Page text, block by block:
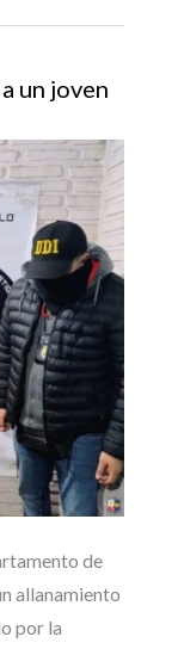
un joven
de
allanamiento
por la